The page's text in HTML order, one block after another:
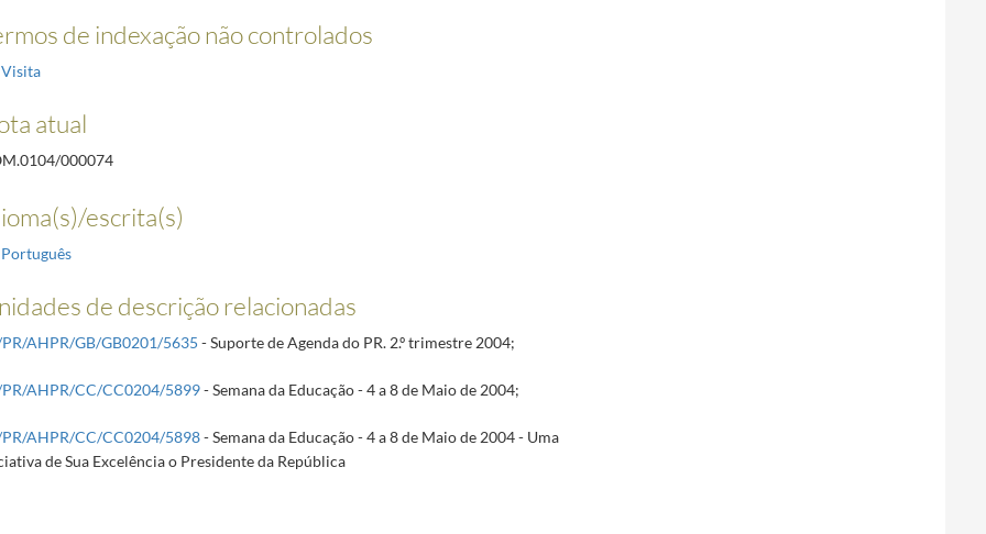
de indexação não controlados
Visita
atual
000074
escrita(s)
Português
de descrição relacionadas
PR/AHPR/GB/GB0201/5635 - Suporte de Agenda do PR. 2.º trimestre 2004;
PR/AHPR/CC/CC0204/5899- Semana da Educação - 4 a 8 de Maio de 2004;
PR/AHPR/CC/CC0204/5898- Semana da Educação - 4 a 8 de Maio de 2004 - Uma
de Sua Excelência o Presidente da República